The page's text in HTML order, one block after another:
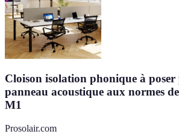
Cloison isolation phonique à
panneau acoustique aux normes
M1
Prosolair.com